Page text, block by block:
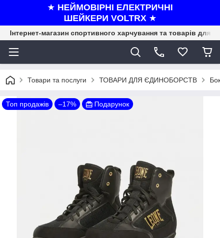
★ НЕЙМОВІРНІ ЕЛЕКТРИЧНІ
ШЕЙКЕРИ VOLTRX ★
Інтернет-магазин спортивного харчування та товарів для
Товари та послуги ТОВАРИ ДЛЯ ЄДИНОБОРСТВ
Топ продажів –17% Подарунок